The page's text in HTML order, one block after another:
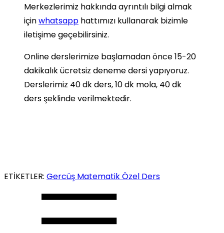
Merkezlerimiz hakkında ayrıntılı bilgi almak
içinwhatsapp hattımızı kullanarak bizimle
iletişime geçebilirsiniz.
Online derslerimize başlamadan önce 15-20
dakikalık ücretsiz deneme dersi yapıyoruz.
Derslerimiz 40 dk ders, 10 dk mola, 40 dk
ders şeklinde verilmektedir.
ETİKETLER: Gercüş Matematik Özel Ders